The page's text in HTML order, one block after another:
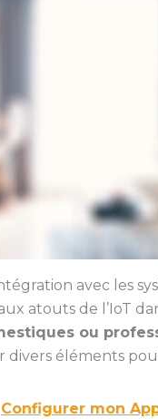
avec les
atouts de l’IoT
ou
divers éléments
Configurer mon